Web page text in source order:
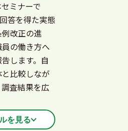
ミナーで
答を得た実態
改正の進
の働き方へ
します。自
比較しなが
査結果を広
を見る